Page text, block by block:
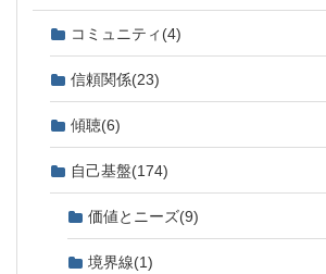
コミュニティ (4)
信頼関係(23)
傾聴(6)
自己基盤(174)
価値とニーズ(9)
境界線(1)